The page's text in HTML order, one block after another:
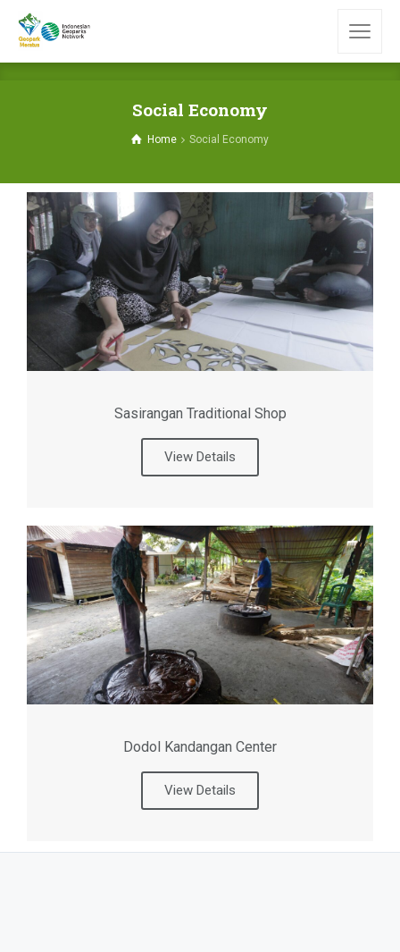
Social Economy
Home Social Economy
Sasirangan Traditional Shop
View Details
Dodol Kandangan Center
View Details